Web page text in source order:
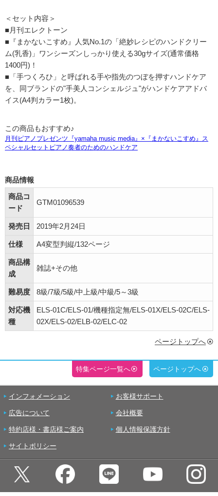
＜セット内容＞
■月刊エレクトーン
■『まかないこすめ』人気No.1の「絶妙レシピのハンドクリー
ム(乳香)」ワンシーズンしっかり使える30gサイズ(通常価格
1400円)！
■「手つくろひ」と呼ばれる手や指先のつぼを押すハンドケア
を、同ブランドの"手美人コンシェルジュ"がハンドケアアドバ
イス(A4判カラー1枚)。
この商品もおすすめ♪
商品情報
商品コ
ード
GTM01096539
発売日 2019年2月24日
仕様 A4変型判縦/132ページ
商品構
成
雑誌+その他
難易度 8級/7級/5級/中上級/中級/5～3級
対応機
種
ELS-01C/ELS-01/機種指定無/ELS-01X/ELS-02C/ELS-
02X/ELS-02/ELB-02/ELC-02
ページトップへ
特集ページ一覧へ ページトップへ
インフォメーション お客様サポート
広告について 会社概要
特約店様・書店様ご案内 個人情報保護方針
サイトポリシー